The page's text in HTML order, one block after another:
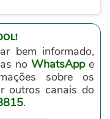
bem informado,
noWhatsAppe
sobre os
outros canais do
.